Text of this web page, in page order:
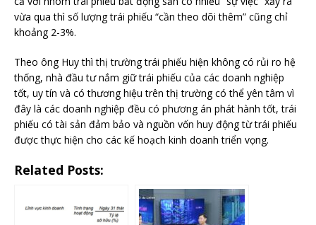
vừa qua thì số lượng trái phiếu “cần theo dõi thêm” cũng chỉ
khoảng 2-3%.
Theo ông Huy thì thị trường trái phiếu hiện không có rủi ro hệ
thống, nhà đầu tư nắm giữ trái phiếu của các doanh nghiệp
tốt, uy tín và có thương hiệu trên thị trường có thể yên tâm vì
đây là các doanh nghiệp đều có phương án phát hành tốt, trái
phiếu có tài sản đảm bảo và nguồn vốn huy động từ trái phiếu
được thực hiện cho các kế hoạch kinh doanh triển vọng.
Related Posts: